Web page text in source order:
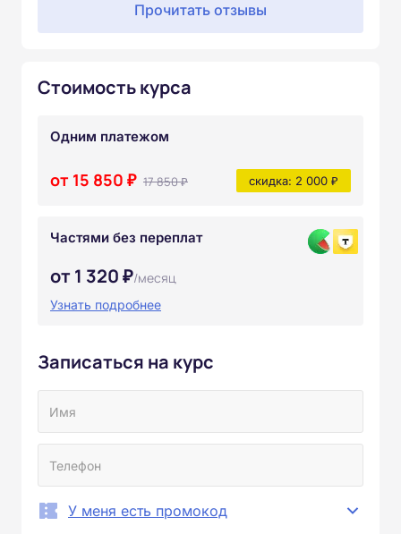
Прочитать отзывы
Стоимость курса
Одним платежом
от 15 850 ₽ 17 850 ₽ скидка: 2 000 ₽
Частями без переплат
от 1 320 ₽/месяц
Узнать подробнее
Записаться на курс
У меня есть промокод